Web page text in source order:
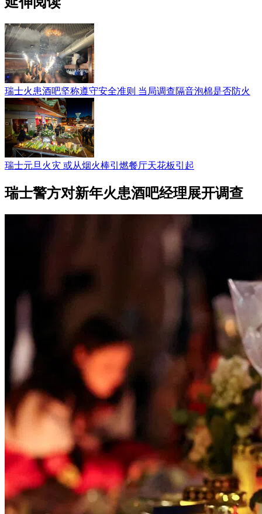
瑞士火患酒吧坚称遵守安全准则 当局调查隔音泡棉是否防火
瑞士元旦火灾 或从烟火棒引燃餐厅天花板引起
瑞士警方对新年火患酒吧经理展开调查